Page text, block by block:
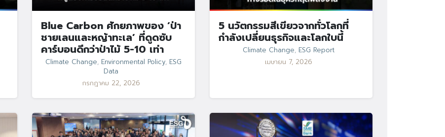
Blue Carbon ศักยภาพของ ‘ป่า
ชายเลนและหญ้าทะเล’ ที่ดูดซับ
คาร์บอนดีกว่าป่าไม้ 5-10 เท่า
Climate Change, Environmental Policy, ESG
Data
กรกฎาคม 22, 2026
5 นวัตกรรมสีเขียวจากทั่วโลกที่
กำลังเปลี่ยนธุรกิจและโลกใบนี้
Climate Change, ESG Report
เมษายน 7, 2026